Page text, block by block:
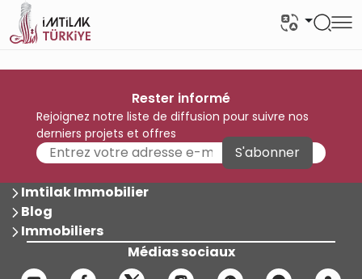
Rester informé
Rejoignez notre liste de diffusion pour suivre nos
derniers projets et offres
S'abonner
Imtilak Immobilier
Blog
Immobiliers
Médias sociaux